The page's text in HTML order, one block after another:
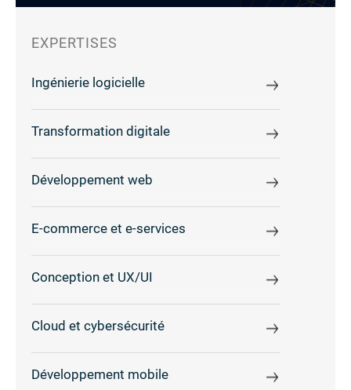
EXPERTISES
Ingénierie logicielle
Transformation digitale
Développement web
E-commerce et e-services
Conception et UX/UI
Cloud et cybersécurité
Développement mobile